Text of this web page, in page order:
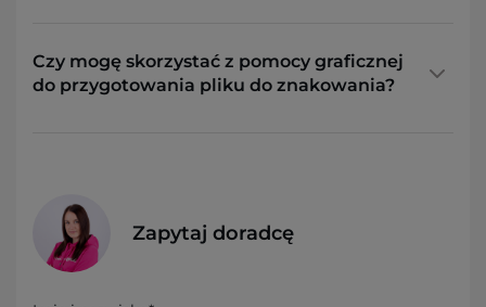
Czy mogę skorzystać z pomocy graficznej
do przygotowania pliku do znakowania?
Zapytaj doradcę